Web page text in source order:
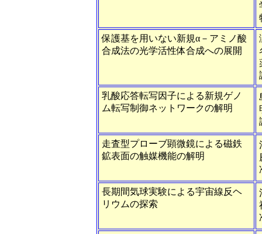
保護基を用いない新規α－アミノ酸
合成法の光学活性体合成への展開
乳酸応答転写因子による新規ゲノ
ム転写制御ネットワークの解明
走査型プローブ顕微鏡による磁鉄
鉱表面の触媒機能の解明
長期間気球実験による宇宙線反ヘ
リウムの探索